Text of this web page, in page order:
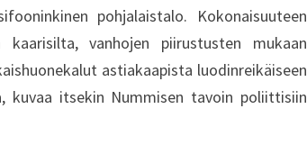
pohjalaistalo. Kokonaisuuteen
vanhojen piirustusten mukaan
astiakaapista luodinreikäiseen
kuvaa itsekin Nummisen tavoin poliittisiin